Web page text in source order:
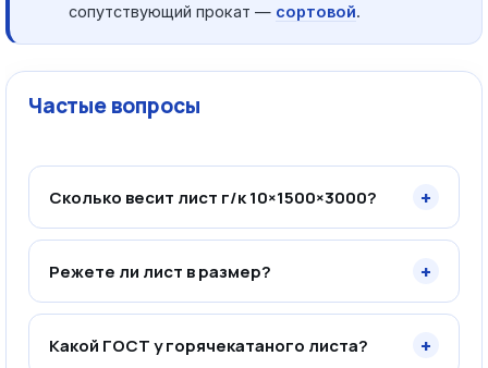
сопутствующий прокат — сортовой.
Частые вопросы
Сколько весит лист г/к 10×1500×3000? +
Режете ли лист в размер? +
Какой ГОСТ у горячекатаного листа? +